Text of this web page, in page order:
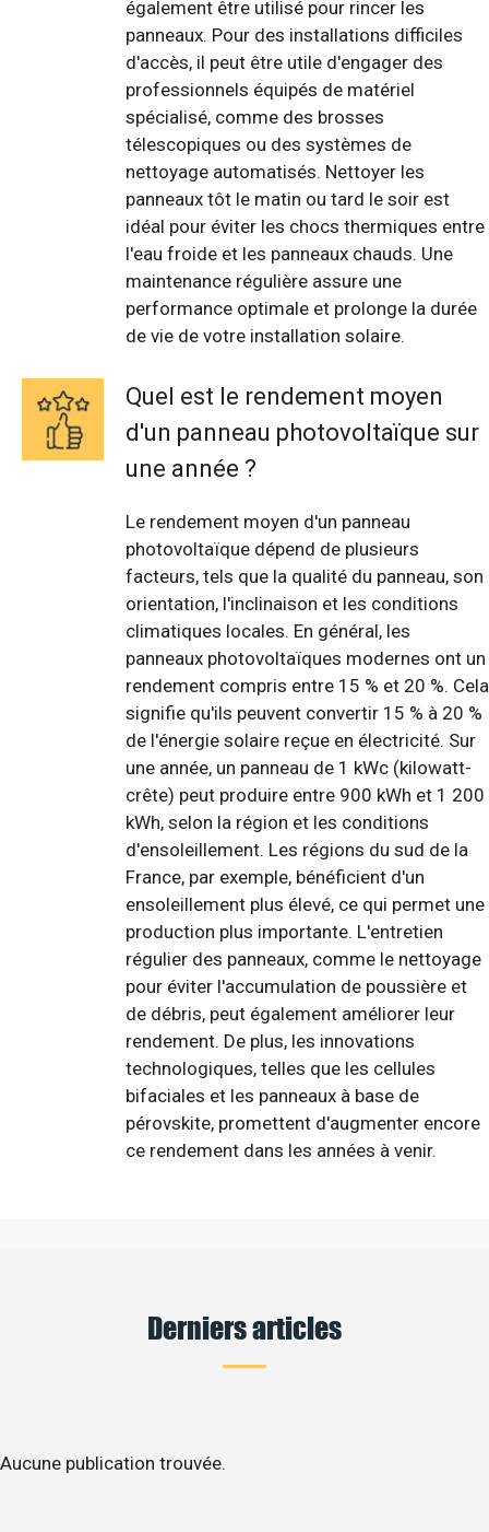
également être utilisé pour rincer les
panneaux. Pour des installations difficiles
d'accès, il peut être utile d'engager des
professionnels équipés de matériel
spécialisé, comme des brosses
télescopiques ou des systèmes de
nettoyage automatisés. Nettoyer les
panneaux tôt le matin ou tard le soir est
idéal pour éviter les chocs thermiques entre
l'eau froide et les panneaux chauds. Une
maintenance régulière assure une
performance optimale et prolonge la durée
de vie de votre installation solaire.
Quel est le rendement moyen
d'un panneau photovoltaïque sur
une année ?
Le rendement moyen d'un panneau
photovoltaïque dépend de plusieurs
facteurs, tels que la qualité du panneau, son
orientation, l'inclinaison et les conditions
climatiques locales. En général, les
panneaux photovoltaïques modernes ont un
rendement compris entre 15 % et 20 %. Cela
signifie qu'ils peuvent convertir 15 % à 20 %
de l'énergie solaire reçue en électricité. Sur
une année, un panneau de 1 kWc (kilowatt-
crête) peut produire entre 900 kWh et 1 200
kWh, selon la région et les conditions
d'ensoleillement. Les régions du sud de la
France, par exemple, bénéficient d'un
ensoleillement plus élevé, ce qui permet une
production plus importante. L'entretien
régulier des panneaux, comme le nettoyage
pour éviter l'accumulation de poussière et
de débris, peut également améliorer leur
rendement. De plus, les innovations
technologiques, telles que les cellules
bifaciales et les panneaux à base de
pérovskite, promettent d'augmenter encore
ce rendement dans les années à venir.
Derniers articles
Aucune publication trouvée.